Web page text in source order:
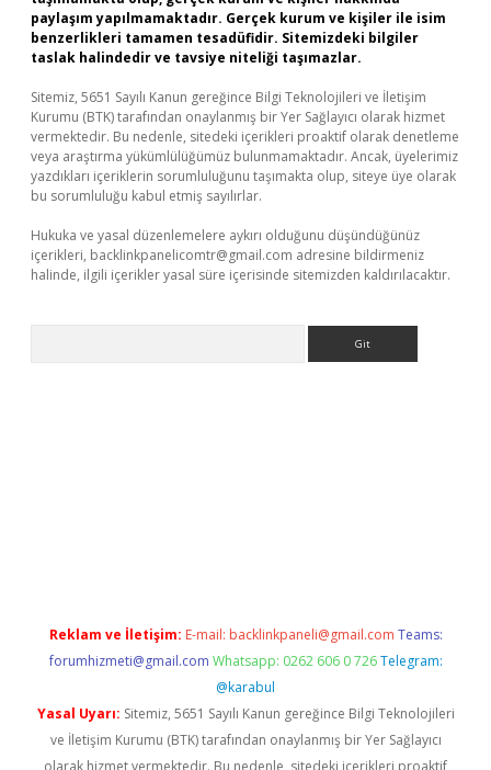
paylaşım yapılmamaktadır. Gerçek kurum ve kişiler ile isim
benzerlikleri tamamen tesadüfidir. Sitemizdeki bilgiler
taslak halindedir ve tavsiye niteliği taşımazlar.
Sitemiz, 5651 Sayılı Kanun gereğince Bilgi Teknolojileri ve İletişim
Kurumu (BTK) tarafından onaylanmış bir Yer Sağlayıcı olarak hizmet
vermektedir. Bu nedenle, sitedeki içerikleri proaktif olarak denetleme
veya araştırma yükümlülüğümüz bulunmamaktadır. Ancak, üyelerimiz
yazdıkları içeriklerin sorumluluğunu taşımakta olup, siteye üye olarak
bu sorumluluğu kabul etmiş sayılırlar.
Hukuka ve yasal düzenlemelere aykırı olduğunu düşündüğünüz
içerikleri, backlinkpanelicomtr@gmail.com adresine bildirmeniz
halinde, ilgili içerikler yasal süre içerisinde sitemizden kaldırılacaktır.
Reklam ve İletişim: E-mail: backlinkpaneli@gmail.com Teams:
forumhizmeti@gmail.com Whatsapp: 0262 606 0 726 Telegram:
@karabul
Yasal Uyarı: Sitemiz, 5651 Sayılı Kanun gereğince Bilgi Teknolojileri
ve İletişim Kurumu (BTK) tarafından onaylanmış bir Yer Sağlayıcı
olarak hizmet vermektedir. Bu nedenle, sitedeki içerikleri proaktif